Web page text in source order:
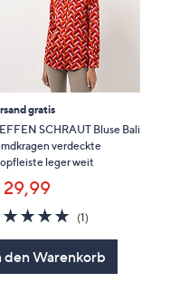
gratis
SCHRAUT Bluse Bali
verdeckte
leger weit
5.0
von
(1)
den Warenkorb